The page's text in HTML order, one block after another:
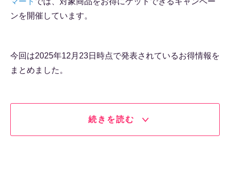
ンを開催しています。
今回は2025年12月23日時点で発表されているお得情報を
まとめました。
続きを読む